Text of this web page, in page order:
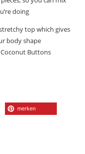
doing
top which gives
body shape
Buttons
merken